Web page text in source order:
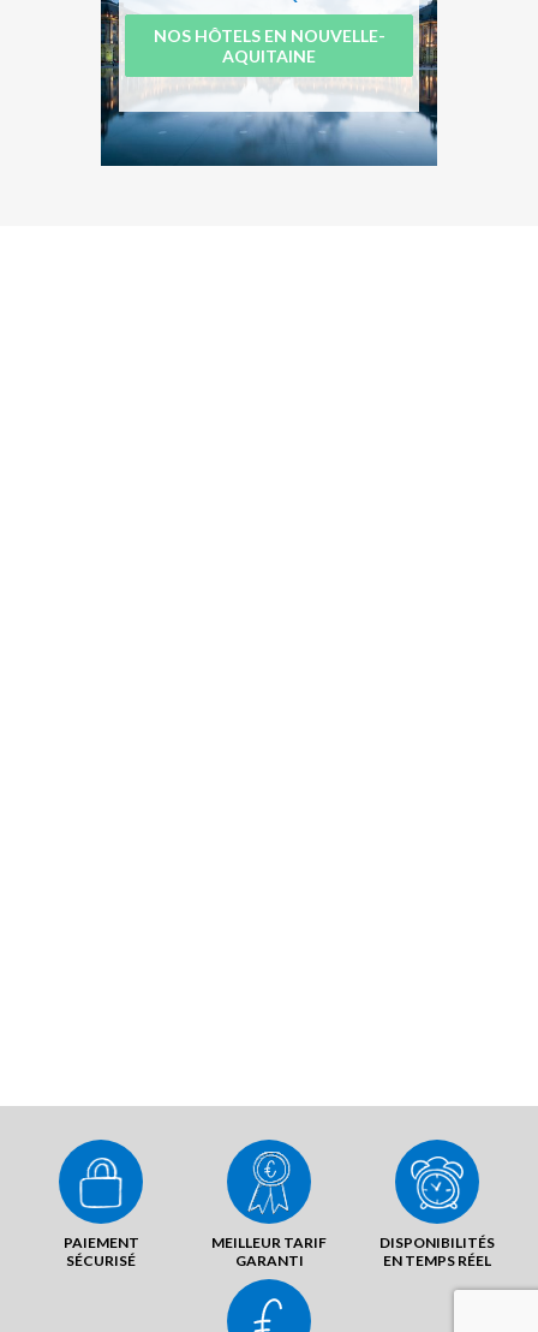
NOS HÔTELS EN NOUVELLE-
AQUITAINE
PAIEMENT
SÉCURISÉ
MEILLEUR TARIF
GARANTI
DISPONIBILITÉS
EN TEMPS RÉEL